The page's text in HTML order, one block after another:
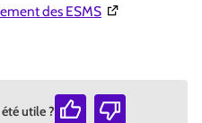
des ESMS(Ouverture dans
utile ?